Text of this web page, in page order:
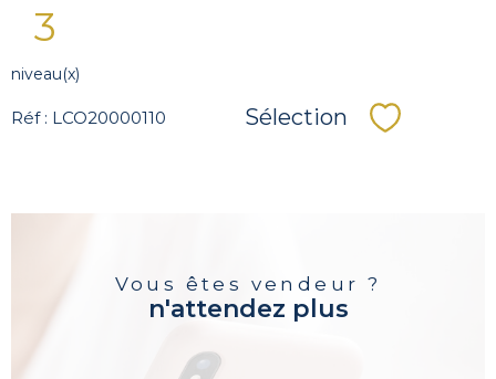
3
niveau(x)
Réf : LCO20000110 Sélection
Vous êtes vendeur ?
n'attendez plus